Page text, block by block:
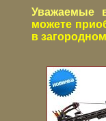
Уважаемые
можете
в